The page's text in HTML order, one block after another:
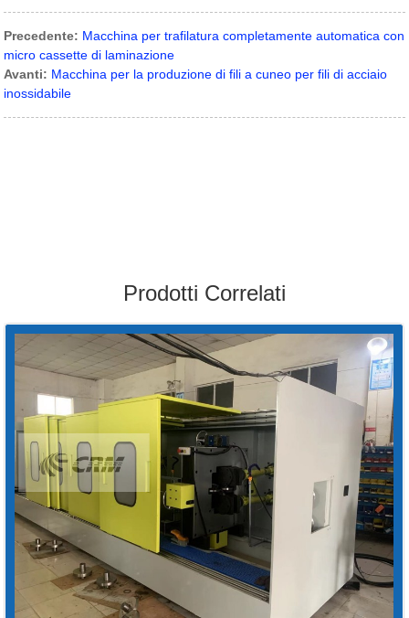
Precedente: Macchina per trafilatura completamente automatica con
micro cassette di laminazione
Avanti: Macchina per la produzione di fili a cuneo per fili di acciaio
inossidabile
Prodotti Correlati